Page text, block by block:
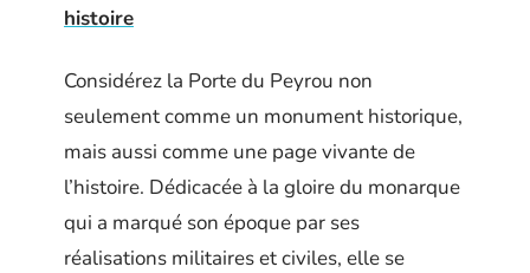
histoire
Considérez la Porte du Peyrou non
seulement comme un monument historique,
mais aussi comme une page vivante de
l’histoire. Dédicacée à la gloire du monarque
qui a marqué son époque par ses
réalisations militaires et civiles, elle se